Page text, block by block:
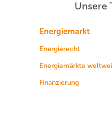
Unsere
Energiemarkt
Energierecht
Energiemärkte
Finanzierung